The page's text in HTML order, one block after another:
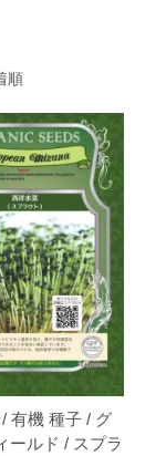
順
有機 種子 / グ
ールド / スプラ